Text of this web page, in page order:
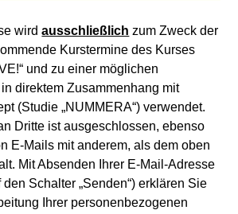
wirdausschließlich zum Zweck der
Kurstermine des Kurses
und zu einer möglichen
direktem Zusammenhang mit
(Studie „NUMMERA“) verwendet.
Dritte ist ausgeschlossen, ebenso
E-Mails mit anderem, als dem oben
Mit Absenden Ihrer E-Mail-Adresse
Schalter „Senden“) erklären Sie
Ihrer personenbezogenen